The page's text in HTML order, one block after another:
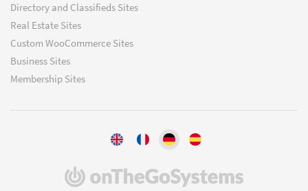
Directory and Classifieds Sites
Real Estate Sites
Custom WooCommerce Sites
Business Sites
Membership Sites
(öffnet